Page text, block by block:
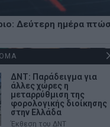
Δεύτερη ημέρα
ΔΝΤ: Παράδειγμα για
άλλες χώρες η
μεταρρύθμιση της
φορολογικής διοίκησης
στην Ελλάδα
Έκθεση του ΔΝΤ